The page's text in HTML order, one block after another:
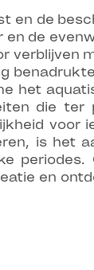
en de
de
verblijven
het
die ter
voor
is het
periodes.
en